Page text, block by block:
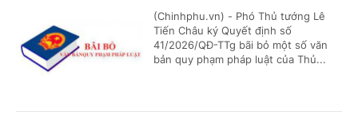
(Chinhphu.vn) - Phó Thủ tướng Lê
Tiến Châu ký Quyết định số
41/2026/QĐ-TTg bãi bỏ một số văn
bản quy phạm pháp luật của Thủ...